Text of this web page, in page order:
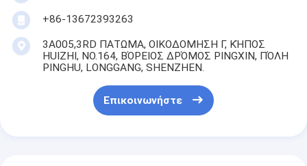
+86-13672393263
3A005,3RD ΠΑΤΩΜΑ, ΟΙΚΟΔΟΜΗΣΗ Γ, ΚΉΠΟΣ
HUIZHI, NO.164, ΒΌΡΕΙΟΣ ΔΡΌΜΟΣ PINGXIN, ΠΌΛΗ
PINGHU, LONGGANG, SHENZHEN.
Επικοινωνήστε